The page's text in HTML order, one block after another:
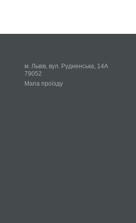
м. Львів, вул. Рудненська, 14А
79052
Мапа проїзду